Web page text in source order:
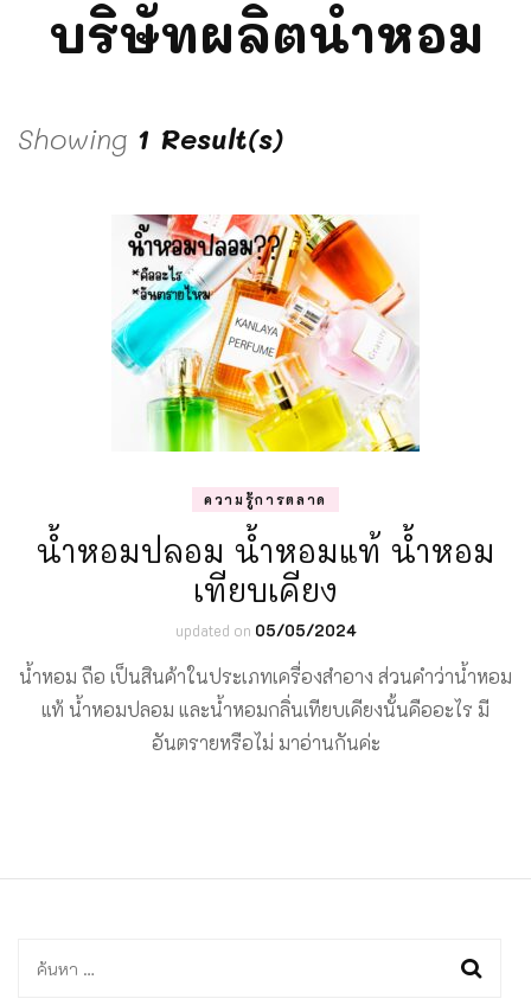
บริษัทผลิตน้ำหอม
Showing 1 Result(s)
ความรู้การตลาด
น้ำหอมปลอม น้ำหอมแท้ น้ำหอม
เทียบเคียง
updated on 05/05/2024
น้ำหอม ถือ เป็นสินค้าในประเภทเครื่องสำอาง ส่วนคำว่าน้ำหอม
แท้ น้ำหอมปลอม และน้ำหอมกลิ่นเทียบเคียงนั้นคืออะไร มี
อันตรายหรือไม่ มาอ่านกันค่ะ
ค้นหา